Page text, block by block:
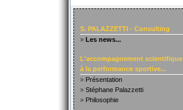
S. PALAZZETTI - Consulting
» Les news...
L'accompagnement scientifique
à la performance sportive...
» Présentation
» Stéphane Palazzetti
» Philosophie